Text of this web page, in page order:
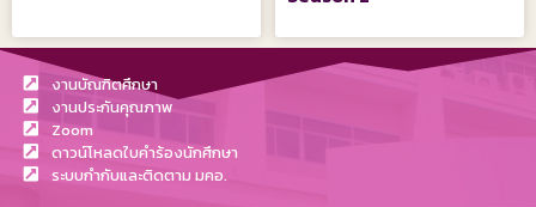
งานบัณฑิตศึกษา
งานประกันคุณภาพ
Zoom
ดาวน์โหลดใบคำร้องนักศึกษา
ระบบกำกับและติดตาม มคอ.